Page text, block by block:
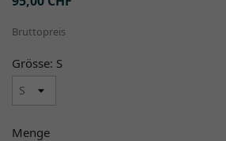
Bruttopreis
Grösse: S
Menge